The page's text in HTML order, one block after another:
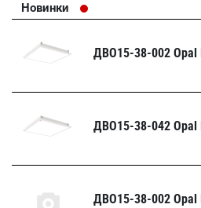
Новинки
ДВО15-38-002 Opal
ДВО15-38-042 Opal
ДВО15-38-002 Opal